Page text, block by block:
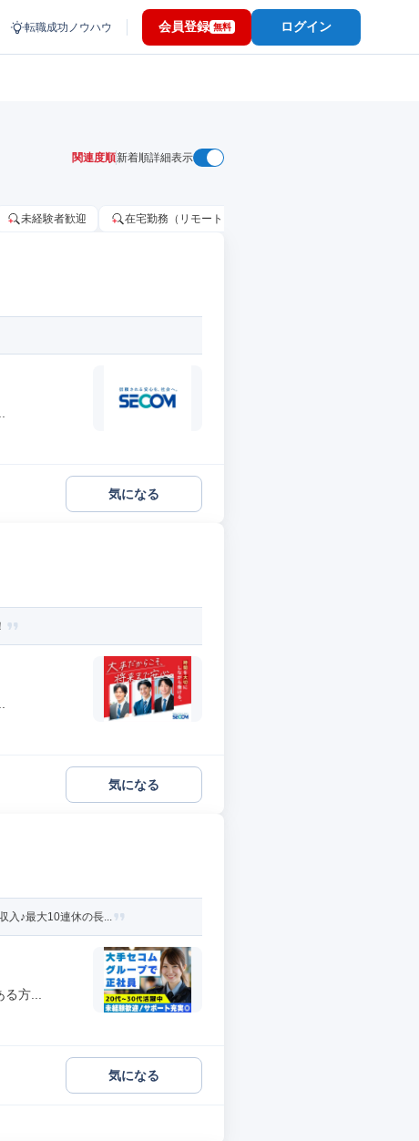
転職成功ノウハウ 会員登録 無料 ログイン
関連度順新着順詳細表示
未経験者歓迎 在宅勤務（リモートワーク）OK
気になる
気になる
入♪最大10連休の長...
方...
気になる